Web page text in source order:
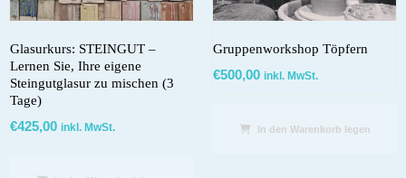
Glasurkurs: STEINGUT –
Lernen Sie, Ihre eigene
Steingutglasur zu mischen (3
Tage)
€425,00 inkl. MwSt.
Gruppenworkshop Töpfern
€500,00 inkl. MwSt.
In den Warenkorb legen